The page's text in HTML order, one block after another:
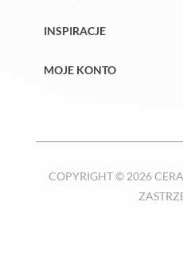
INSPIRACJE
MOJE KONTO
COPYRIGHT © 2026